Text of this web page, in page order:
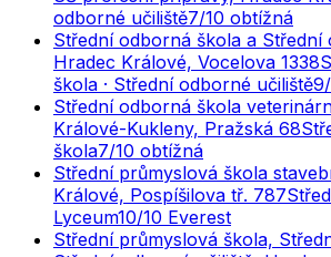
odborné učiliště7/10 obtížná
Střední odborná škola a Střední
Hradec Králové, Vocelova 1338
škola · Střední odborné učiliště9
Střední odborná škola
Králové-Kukleny, Pražská 68
škola7/10 obtížná
Střední průmyslová škola
Králové, Pospíšilova tř. 787
Lyceum10/10 Everest
Střední průmyslová škola,